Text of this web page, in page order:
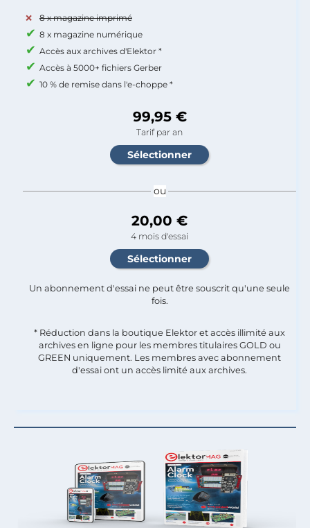
8 x magazine imprimé
8 x magazine numérique
Accès aux archives d'Elektor *
Accès à 5000+ fichiers Gerber
10 % de remise dans l'e-choppe *
99,95 €
Tarif par an
ou
20,00 €
4 mois d'essai
Un abonnement d'essai ne peut être souscrit qu'une seule
fois.​
* Réduction dans la boutique Elektor et accès illimité aux
archives en ligne pour les membres titulaires GOLD ou
GREEN uniquement. Les membres avec abonnement
d'essai ont un accès limité aux archives.